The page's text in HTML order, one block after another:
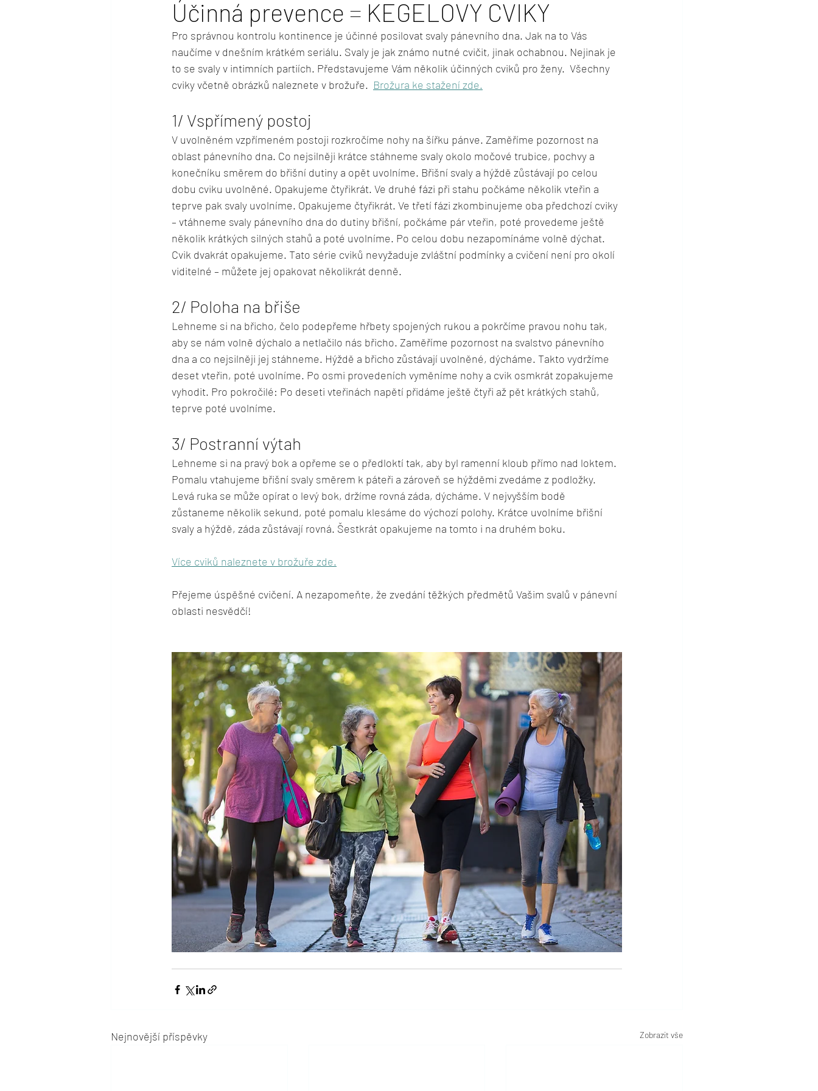
Účinná prevence = KEGELOVY CVIKY
Pro správnou kontrolu kontinence je účinné posilovat svaly pánevního dna. Jak na to Vás
naučíme v dnešním krátkém seriálu. Svaly je jak známo nutné cvičit, jinak ochabnou. Nejinak je
to se svaly v intimních partiích. Představujeme Vám několik účinných cviků pro ženy.  Všechny
cviky včetně obrázků naleznete v brožuře. Brožura ke stažení zde.
1/ Vspřímený postoj
V uvolněném vzpřímeném postoji rozkročíme nohy na šířku pánve. Zaměříme pozornost na
oblast pánevního dna. Co nejsilněji krátce stáhneme svaly okolo močové trubice, pochvy a
konečníku směrem do břišní dutiny a opět uvolníme. Břišní svaly a hýždě zůstávají po celou
dobu cviku uvolněné. Opakujeme čtyřikrát. Ve druhé fázi při stahu počkáme několik vteřin a
teprve pak svaly uvolníme. Opakujeme čtyřikrát. Ve třetí fázi zkombinujeme oba předchozí cviky
– vtáhneme svaly pánevního dna do dutiny břišní, počkáme pár vteřin, poté provedeme ještě
několik krátkých silných stahů a poté uvolníme. Po celou dobu nezapomínáme volně dýchat.
Cvik dvakrát opakujeme. Tato série cviků nevyžaduje zvláštní podmínky a cvičení není pro okolí
viditelné – můžete jej opakovat několikrát denně.
2/ Poloha na břiše
Lehneme si na břicho, čelo podepřeme hřbety spojených rukou a pokrčíme pravou nohu tak,
aby se nám volně dýchalo a netlačilo nás břicho. Zaměříme pozornost na svalstvo pánevního
dna a co nejsilněji jej stáhneme. Hýždě a břicho zůstávají uvolněné, dýcháme. Takto vydržíme
deset vteřin, poté uvolníme. Po osmi provedeních vyměníme nohy a cvik osmkrát zopakujeme
vyhodit. Pro pokročilé: Po deseti vteřinách napětí přidáme ještě čtyři až pět krátkých stahů,
teprve poté uvolníme.
3/ Postranní výtah
Lehneme si na pravý bok a opřeme se o předloktí tak, aby byl ramenní kloub přímo nad loktem.
Pomalu vtahujeme břišní svaly směrem k páteři a zároveň se hýžděmi zvedáme z podložky.
Levá ruka se může opírat o levý bok, držíme rovná záda, dýcháme. V nejvyšším bodě
zůstaneme několik sekund, poté pomalu klesáme do výchozí polohy. Krátce uvolníme břišní
svaly a hýždě, záda zůstávají rovná. Šestkrát opakujeme na tomto i na druhém boku.
Více cviků naleznete v brožuře zde.
Přejeme úspěšné cvičení. A nezapomeňte, že zvedání těžkých předmětů Vašim svalů v pánevní
oblasti nesvědčí!
Nejnovější příspěvky Zobrazit vše